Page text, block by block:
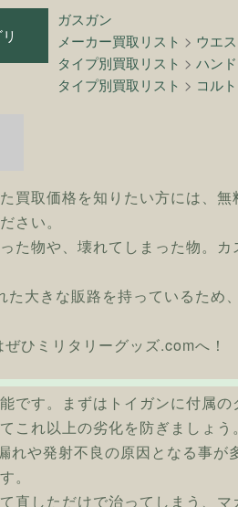
ガスガン
メーカー買取リスト > ウエ
タイプ別買取リスト >ハン
タイプ別買取リスト > コル
買取価格を知りたい方には、無
さい。
た物や、壊れてしまった物。カ
大きな販路を持っているため
ひミリタリーグッズ.comへ！
です。まずはトイガンに付属の
これ以上の劣化を防ぎましょう
や発射不良の原因となる事が
。
直しただけで治ってしまう、マ